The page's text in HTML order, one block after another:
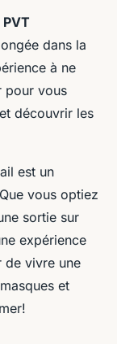
PVT
dans la
à ne
pour vous
découvrir les
est un
vous optiez
sortie sur
expérience
de vivre une
et